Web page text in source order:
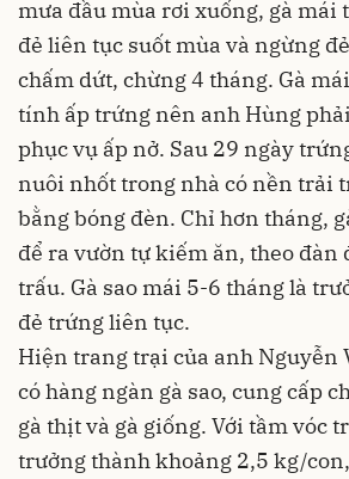
mưa đầu mùa rơi xuống, gà
đẻ liên tục suốt mùa và ngừng
chấm dứt, chừng 4 tháng. Gà
tính ấp trứng nên anh Hùng
phục vụ ấp nở. Sau 29 ngày
nuôi nhốt trong nhà có nền trải
bằng bóng đèn. Chỉ hơn tháng,
để ra vườn tự kiếm ăn, theo đàn
trấu. Gà sao mái 5-6 tháng là
đẻ trứng liên tục.
Hiện trang trại của anh Nguyễn
có hàng ngàn gà sao, cung cấp
gà thịt và gà giống. Với tầm vóc
trưởng thành khoảng 2,5 kg/